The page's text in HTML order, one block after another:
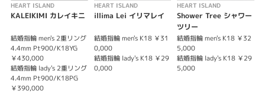
作品には伝統の技術「彫り」が用いられた作品が多く、こだわりのリングを
手に出来ます。
シンプルで手に取りやすい作品から、海・自然を感じる作品まで存在感溢れ
る作品が満載です。
※価格は税込みになります。
※価格にセンターダイヤは含まれません。
HEART ISLAND
KALEIKIMI カレイキニ
結婚指輪 men's 2重リング
4.4mm Pt900/K18YG
￥430,000
結婚指輪 lady's 2重リング
4.4mm Pt900/K18PG
￥390,000
HEART ISLAND
illima Lei イリマレイ
結婚指輪 men's K18 ￥31
0,000
結婚指輪 lady's K18 ￥29
0,000
HEART ISLAND
Shower Tree シャワー
ツリー
結婚指輪 men's K18 ￥32
5,000
結婚指輪 lady's K18 ￥29
5,000